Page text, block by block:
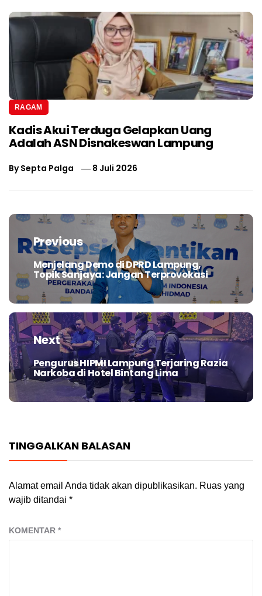
RAGAM
Kadis Akui Terduga Gelapkan Uang
Adalah ASN Disnakeswan Lampung
BySepta Palga 8 Juli 2026
Navigasi
posPrevious
Previous
post:
Menjelang Demo di DPRD Lampung,
Topik Sanjaya: Jangan Terprovokasi
Next
Next
post:
Pengurus HIPMI Lampung Terjaring Razia
Narkoba di Hotel Bintang Lima
TINGGALKAN BALASAN
Alamat email Anda tidak akan dipublikasikan. Ruas yang
wajib ditandai *
KOMENTAR *